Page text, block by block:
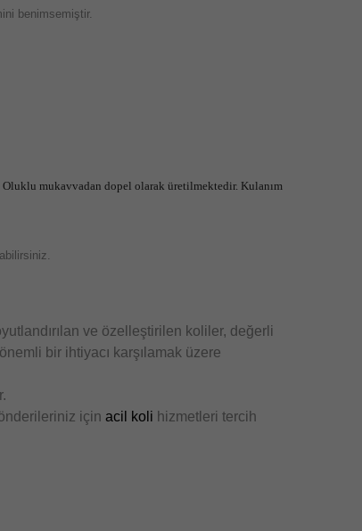
benimsemiştir.
mukavvadan dopel olarak üretilmektedir. Kulanım
ve özelleştirilen koliler, değerli
bir ihtiyacı karşılamak üzere
için acil koli hizmetleri tercih